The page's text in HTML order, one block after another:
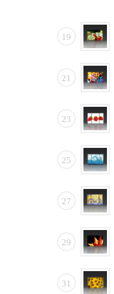
19
21
23
25
27
29
31